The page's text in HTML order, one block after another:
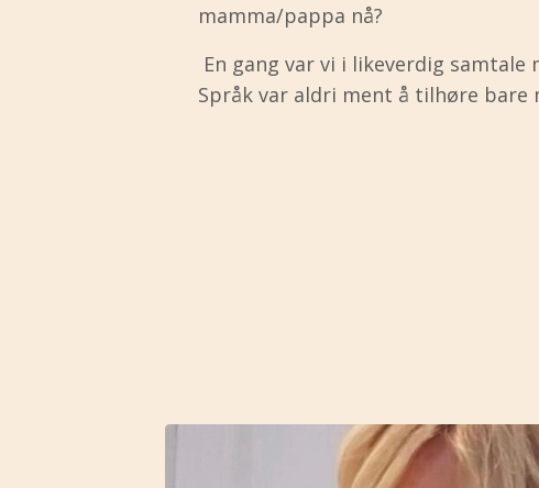
mamma/pappa nå?
En gang var vi i likeverdig samtale
Språk var aldri ment å tilhøre bare